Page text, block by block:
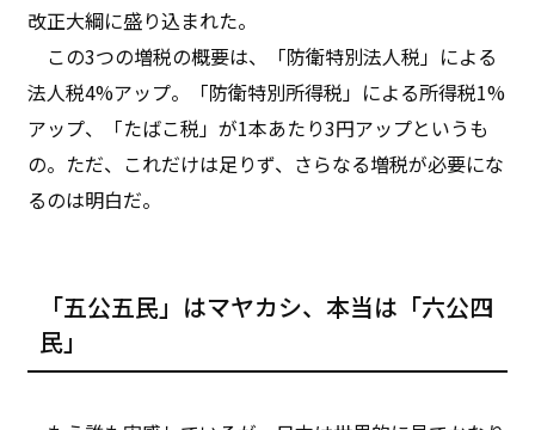
改正大綱に盛り込まれた。
この3つの増税の概要は、「防衛特別法人税」による
法人税4%アップ。「防衛特別所得税」による所得税1%
アップ、「たばこ税」が1本あたり3円アップというも
の。ただ、これだけは足りず、さらなる増税が必要にな
るのは明白だ。
「五公五民」はマヤカシ、本当は「六公四
民」